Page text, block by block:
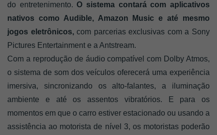
do entretenimento. O sistema contará com aplicativos
nativos como Audible, Amazon Music e até mesmo
jogos eletrônicos, com parcerias exclusivas com a Sony
Pictures Entertainment e a Antstream.
Com a reprodução de áudio compatível com Dolby Atmos,
o sistema de som dos veículos oferecerá uma experiência
imersiva, sincronizando os alto-falantes, a iluminação
ambiente e até os assentos vibratórios. E para os
momentos em que o carro estiver estacionado ou usando a
assistência ao motorista de nível 3, os motoristas poderão